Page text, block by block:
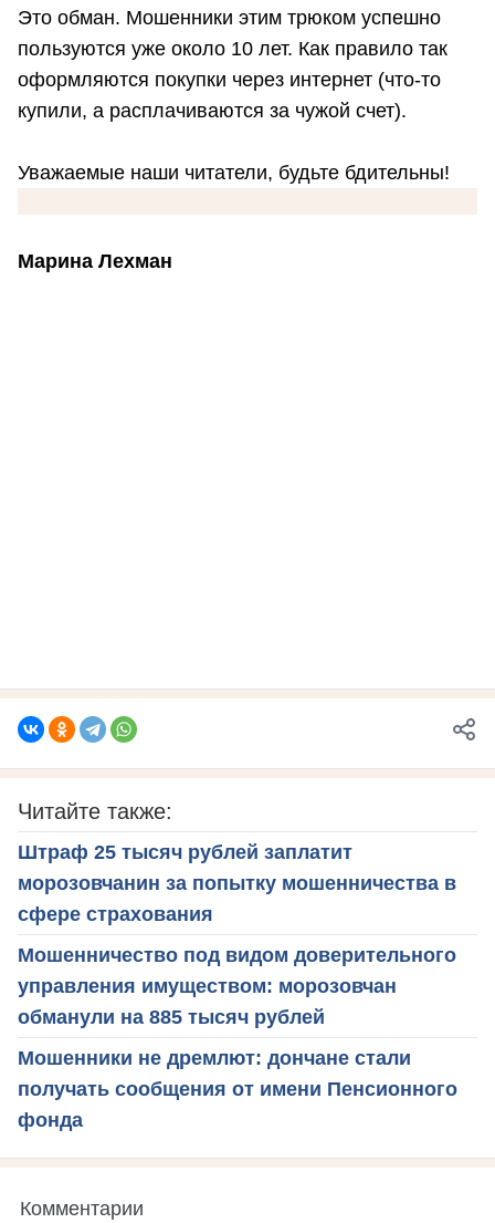
Это обман. Мошенники этим трюком успешно
пользуются уже около 10 лет. Как правило так
оформляются покупки через интернет (что-то
купили, а расплачиваются за чужой счет).
Уважаемые наши читатели, будьте бдительны!
Марина Лехман
Читайте также:
Штраф 25 тысяч рублей заплатит
морозовчанин за попытку мошенничества в
сфере страхования
Мошенничество под видом доверительного
управления имуществом: морозовчан
обманули на 885 тысяч рублей
Мошенники не дремлют: дончане стали
получать сообщения от имени Пенсионного
фонда
Комментарии